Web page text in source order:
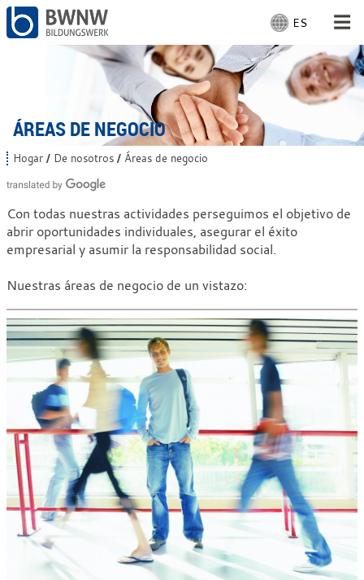
S
e
l
c
r
d
a
:
ES
ÁREAS DE NEGOCIO
De nosotros
En el sitio
Con trabajo
U
t
d
e
s
a
u
í
:
Hogar De nosotros Áreas de negocio
Con todas nuestras actividades perseguimos el objetivo de
abrir oportunidades individuales, asegurar el éxito
empresarial y asumir la responsabilidad social.
Nuestras áreas de negocio de un vistazo: